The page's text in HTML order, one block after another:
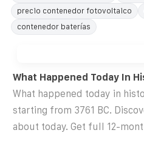
precio contenedor fotovoltaico
contenedor baterías
What Happened Today In
What happened today in
starting from 3761 BC.
about today. Get full 12-